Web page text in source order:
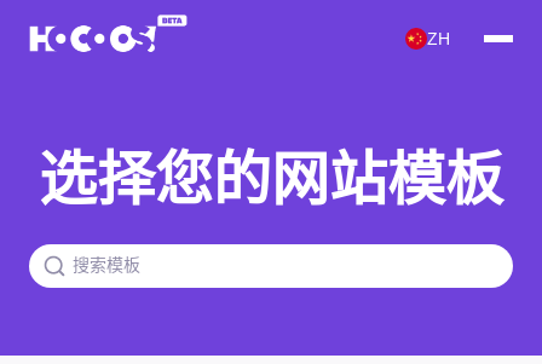
ZH
选择您的网站模板